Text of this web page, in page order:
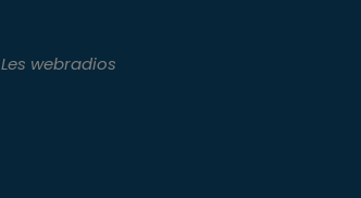
Les webradios